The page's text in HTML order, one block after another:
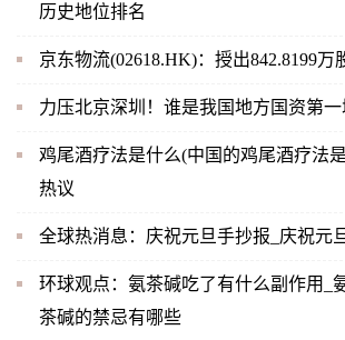
历史地位排名
京东物流(02618.HK)：授出842.8199万
力压北京深圳！谁是我国地方国资第一
鸡尾酒疗法是什么(中国的鸡尾酒疗法
热议
全球热消息：庆祝元旦手抄报_庆祝元
环球观点：氨茶碱吃了有什么副作用_
茶碱的禁忌有哪些